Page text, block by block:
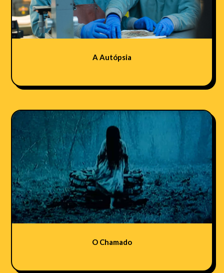
A Autópsia
O Chamado